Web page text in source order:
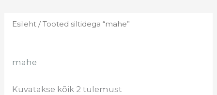
Esileht / Tooted siltidega “mahe”
mahe
Kuvatakse kõik 2 tulemust